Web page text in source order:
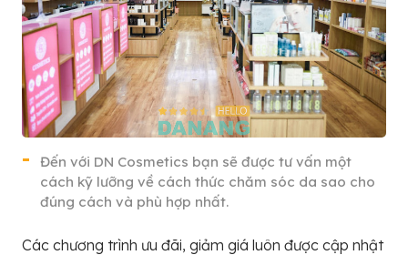
Đến với DN Cosmetics bạn sẽ được tư vấn một
cách kỹ lưỡng về cách thức chăm sóc da sao cho
đúng cách và phù hợp nhất.
Các chương trình ưu đãi, giảm giá luôn được cập nhật